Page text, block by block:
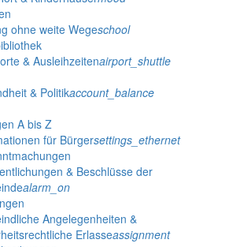
ohne weite Wegeschool
& Ausleihzeitenairport_shuttle
& Politikaccount_balance
A bis Z
für Bürgersettings_ethernet
& Beschlüsse der
alarm_on
Angelegenheiten &
Erlasseassignment